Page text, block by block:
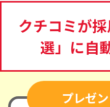
クチコミが
選」に自
プレゼ